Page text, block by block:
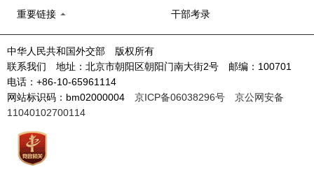
重要链接 干部考录
中华人民共和国外交部 版权所有
联系我们 地址：北京市朝阳区朝阳门南大街2号 邮编：100701
电话：+86-10-65961114
网站标识码：bm02000004 京ICP备06038296号
京公网安备
11040102700114